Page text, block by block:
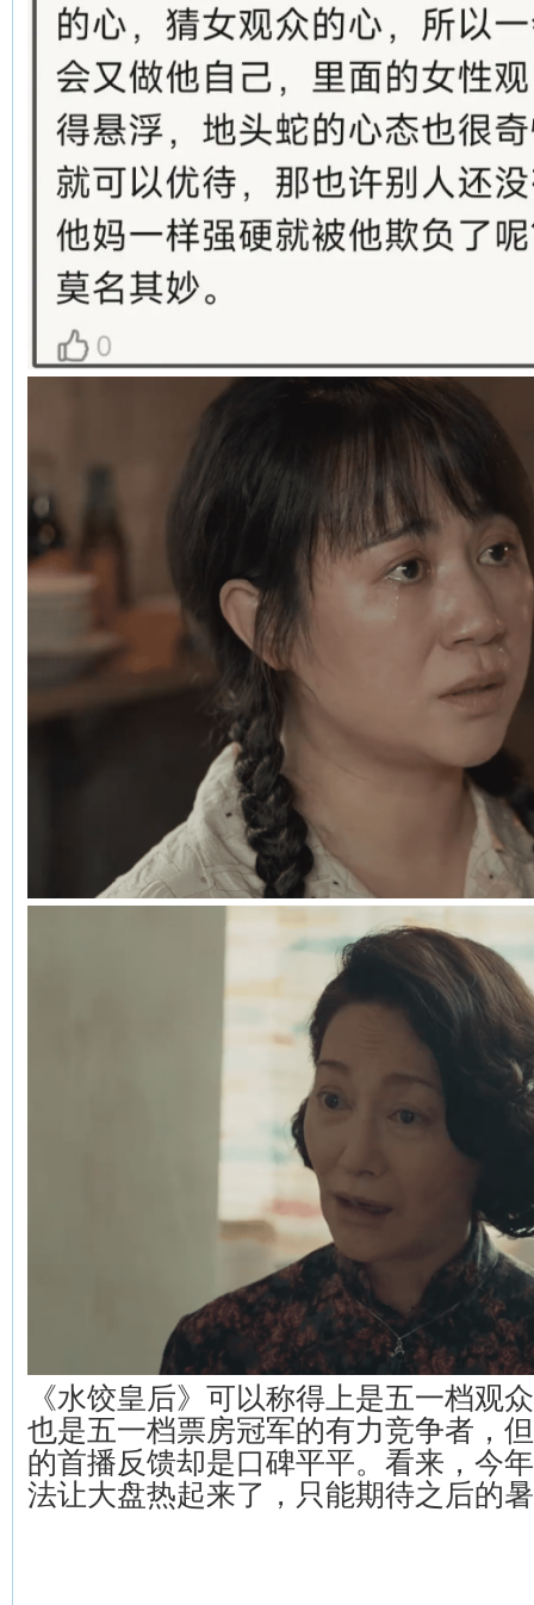
《水饺皇后》可以称得上是五一档观
也是五一档票房冠军的有力竞争者，
的首播反馈却是口碑平平。看来，今
法让大盘热起来了，只能期待之后的